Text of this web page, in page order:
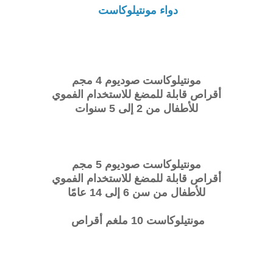
دواء مونتيلوكاست
مونتيلوكاست صوديوم 4 مجم
أقراص قابلة للمضغ للاستخدام الفموي
للأطفال من 2 إلى 5 سنوات
مونتيلوكاست صوديوم 5 مجم
أقراص قابلة للمضغ للاستخدام الفموي
للأطفال من سن 6 إلى 14 عامًا
مونتيلوكاست 10 ملغم أقراص